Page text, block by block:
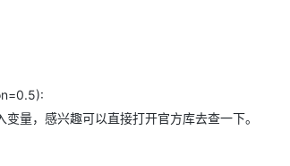
量，感兴趣可以直接打开官方库去查一下。